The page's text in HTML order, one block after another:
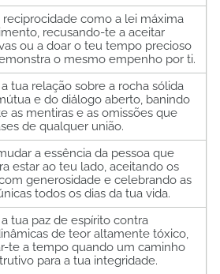
reciprocidade como a lei máxima
recusando-te a aceitar
ou a doar o teu tempo precioso
o mesmo empenho por ti.
tua relação sobre a rocha sólida
e do diálogo aberto, banindo
as mentiras e as omissões que
de qualquer união.
a essência da pessoa que
estar ao teu lado, aceitando os
generosidade e celebrando as
todos os dias da tua vida.
tua paz de espírito contra
de teor altamente tóxico,
te a tempo quando um caminho
para a tua integridade.